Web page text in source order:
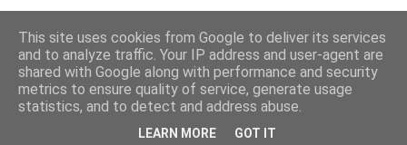
Powered by Blogger
This site uses cookies from Google to deliver its services
and to analyze traffic. Your IP address and user-agent are
shared with Google along with performance and security
metrics to ensure quality of service, generate usage
statistics, and to detect and address abuse.
LEARN MORE GOT IT